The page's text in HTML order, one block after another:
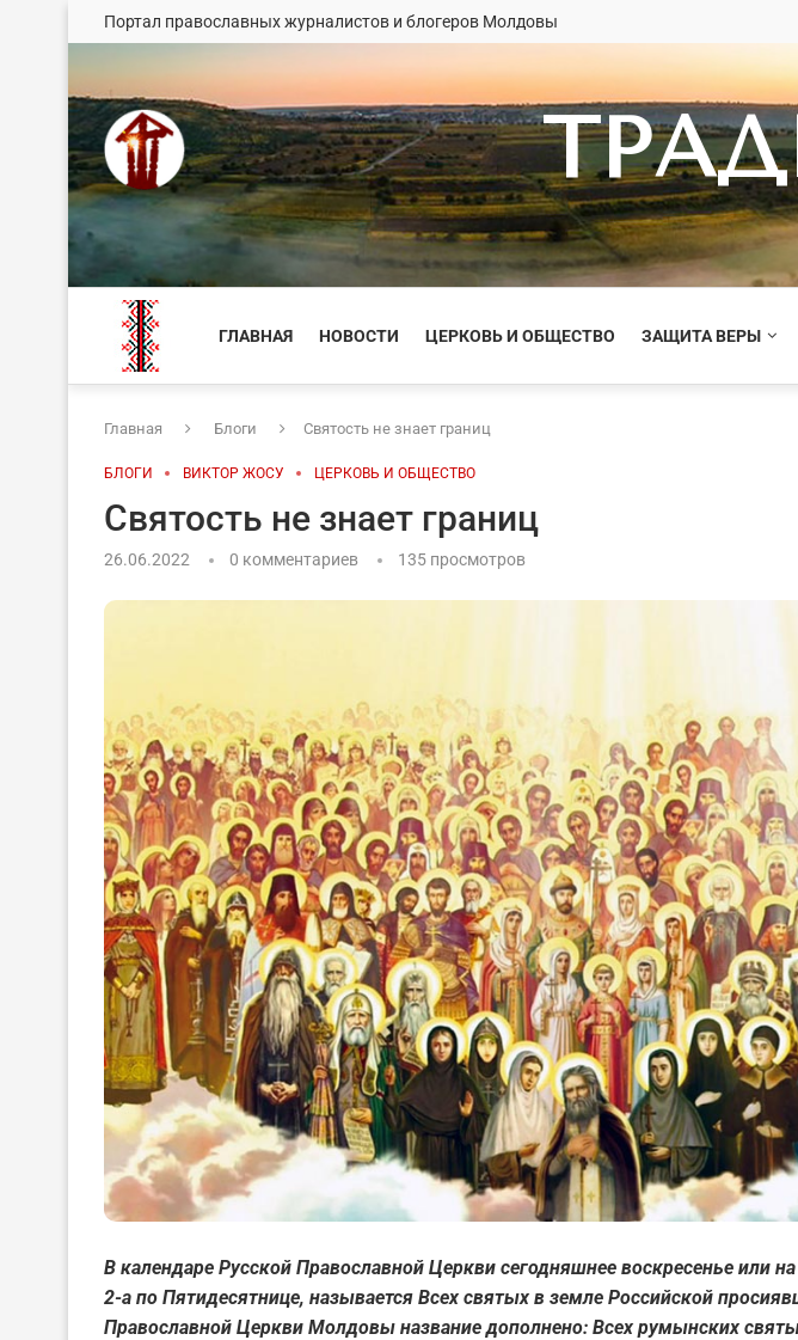
Портал православных журналистов и блогеров Молдовы
ГЛАВНАЯ НОВОСТИ ЦЕРКОВЬ И ОБЩЕСТВО ЗАЩИТА ВЕРЫ
Главная Блоги Святость не знает границ
БЛОГИ ВИКТОР ЖОСУ ЦЕРКОВЬ И ОБЩЕСТВО
Святость не знает границ
26.06.2022 0 комментариев 135 просмотров
В календаре Русской Православной Церкви сегодняшнее воскресенье или
2-а по Пятидесятнице, называется Всех святых в земле Российской
Православной Церкви Молдовы название дополнено: Всех румынских